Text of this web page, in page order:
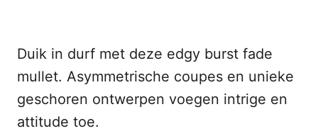
Duik in durf met deze edgy burst fade
mullet. Asymmetrische coupes en unieke
geschoren ontwerpen voegen intrige en
attitude toe.